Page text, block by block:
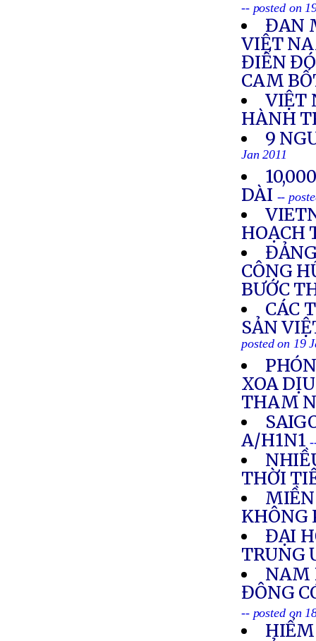
-- posted on
ĐAN
VIỆT
ĐIỂN
CAM
VIỆT
HÀNH
9
Jan 2011
DÀI --
HOẠCH
CÔNG
BƯỚC
CÁC
SẢN
posted on 19
XOA
THAM
A/H1N1
THỜI
ĐẠI
TRUNG
NAM
ĐÔNG
-- posted on